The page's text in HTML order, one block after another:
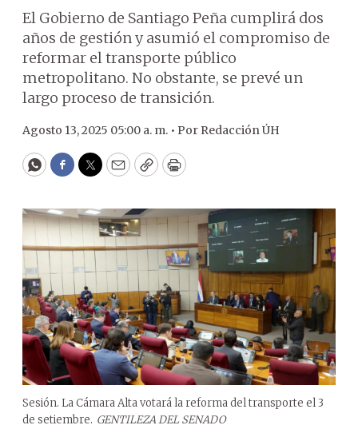
El Gobierno de Santiago Peña cumplirá dos
años de gestión y asumió el compromiso de
reformar el transporte público
metropolitano. No obstante, se prevé un
largo proceso de transición.
Agosto 13, 2025 05:00 a. m. • Por Redacción ÚH
WhatsApp
Facebook
Twitter
EmailCopyPrint
Sesión. La Cámara Alta votará la reforma del transporte el 3
de setiembre. GENTILEZA DEL SENADO